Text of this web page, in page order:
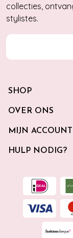
collecties,
stylistes.
SHOP
OVER ONS
MIJN ACCOUNT
HULP NODIG?